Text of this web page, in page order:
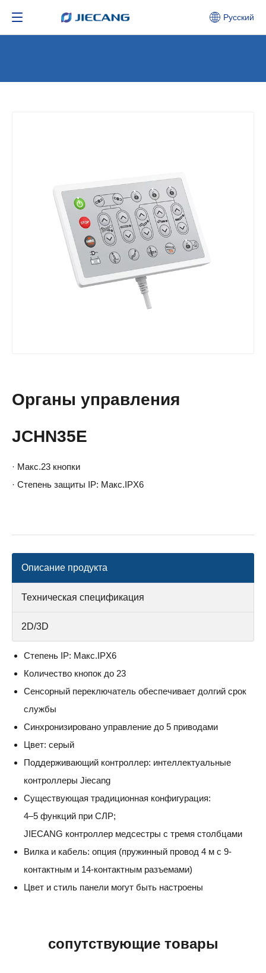
Pусский
Органы управления
JCHN35E
· Макс.23 кнопки
· Степень защиты IP: Макс.IPX6
Описание продукта
Техническая спецификация
2D/3D
Степень IP: Макс.IPX6
Количество кнопок до 23
Сенсорный переключатель обеспечивает долгий срок
службы
Синхронизировано управление до 5 приводами
Цвет: серый
Поддерживающий контроллер: интеллектуальные
контроллеры Jiecang
Существующая традиционная конфигурация:
4–5 функций при СЛР;
JIECANG контроллер медсестры с тремя столбцами
Вилка и кабель: опция (пружинный провод 4 м с 9-
контактным и 14-контактным разъемами)
Цвет и стиль панели могут быть настроены
сопутствующие товары